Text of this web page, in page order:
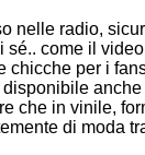
nelle radio,
sé.. come il
chicche per i
anche
che in vinile,
di moda